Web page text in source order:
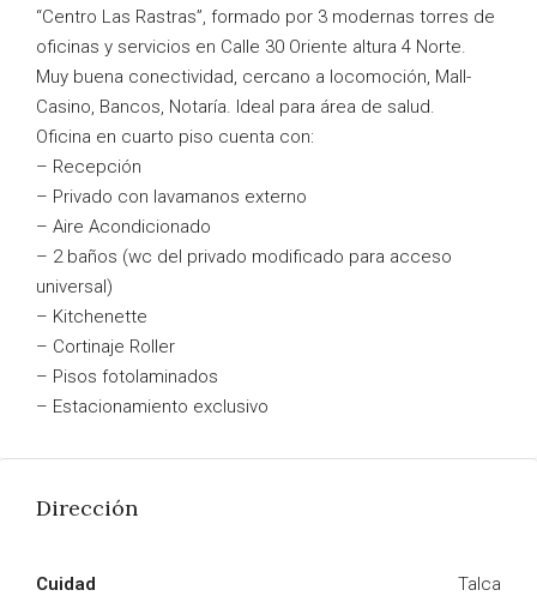
“Centro Las Rastras”, formado por 3 modernas torres de
oficinas y servicios en Calle 30 Oriente altura 4 Norte.
Muy buena conectividad, cercano a locomoción, Mall-
Casino, Bancos, Notaría. Ideal para área de salud.
Oficina en cuarto piso cuenta con:
– Recepción
– Privado con lavamanos externo
– Aire Acondicionado
– 2 baños (wc del privado modificado para acceso
universal)
– Kitchenette
– Cortinaje Roller
– Pisos fotolaminados
– Estacionamiento exclusivo
Dirección
Cuidad Talca